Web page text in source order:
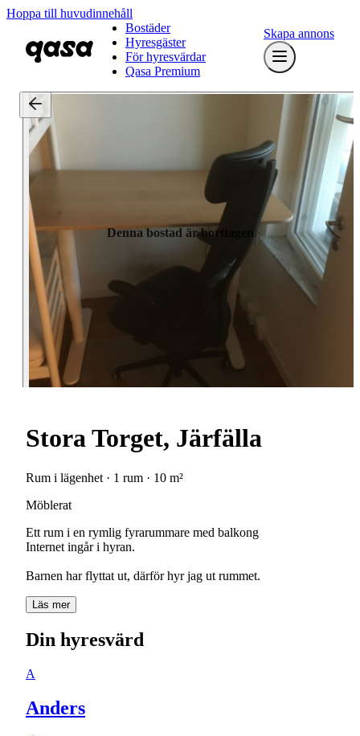
Hoppa till huvudinnehåll
Bostäder
Hyresgäster
För hyresvärdar
Qasa Premium
Skapa annons
Denna bostad är borttagen
Stora Torget, Järfälla
Rum i lägenhet · 1 rum · 10 m²
Möblerat
Ett rum i en rymlig fyrarummare med balkong
Internet ingår i hyran.
Barnen har flyttat ut, därför hyr jag ut rummet.
Läs mer
Din hyresvärd
A
Anders